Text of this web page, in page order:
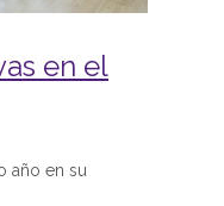
en el
año en su